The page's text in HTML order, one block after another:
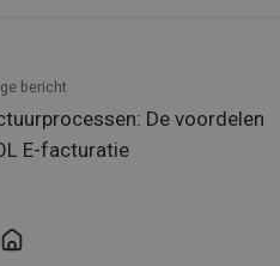
bericht
De voordelen
E-facturatie